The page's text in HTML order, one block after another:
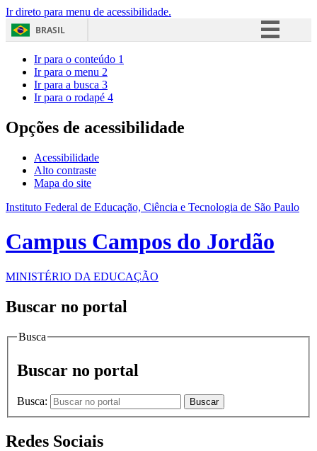
Ir direto para menu de acessibilidade.
BRASIL
Acesso à informação
Ir para o conteúdo 1
Ir para o menu 2
Ir para a busca 3
Ir para o rodapé 4
Opções de acessibilidade
Acessibilidade
Alto contraste
Mapa do site
Instituto Federal de Educação, Ciência e Tecnologia de São Paulo
Campus Campos do Jordão
MINISTÉRIO DA EDUCAÇÃO
Buscar no portal
Busca
Buscar no portal
Busca: Buscar
Redes Sociais